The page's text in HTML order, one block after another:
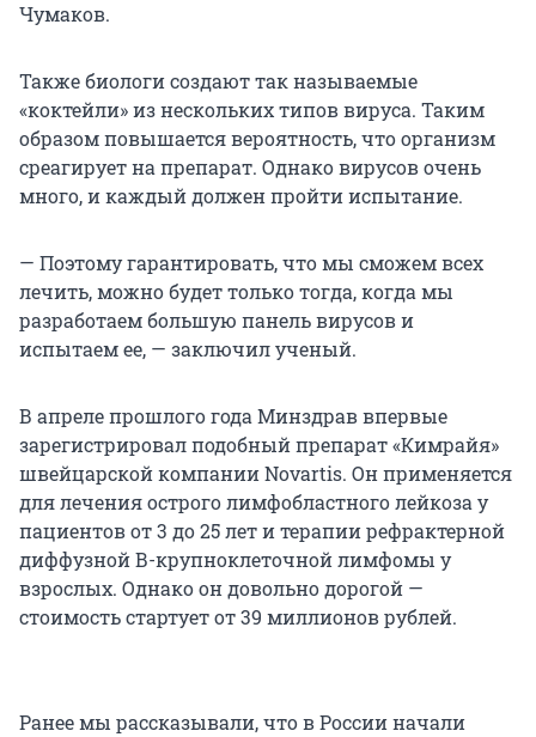
Чумаков.
Также биологи создают так называемые
«коктейли» из нескольких типов вируса. Таким
образом повышается вероятность, что организм
среагирует на препарат. Однако вирусов очень
много, и каждый должен пройти испытание.
— Поэтому гарантировать, что мы сможем всех
лечить, можно будет только тогда, когда мы
разработаем большую панель вирусов и
испытаем ее, — заключил ученый.
В апреле прошлого года Минздрав впервые
зарегистрировал подобный препарат «Кимрайя»
швейцарской компании Novartis. Он применяется
для лечения острого лимфобластного лейкоза у
пациентов от 3 до 25 лет и терапии рефрактерной
диффузной В-крупноклеточной лимфомы у
взрослых. Однако он довольно дорогой —
стоимость стартует от 39 миллионов рублей.
Ранее мы рассказывали, что в России начали